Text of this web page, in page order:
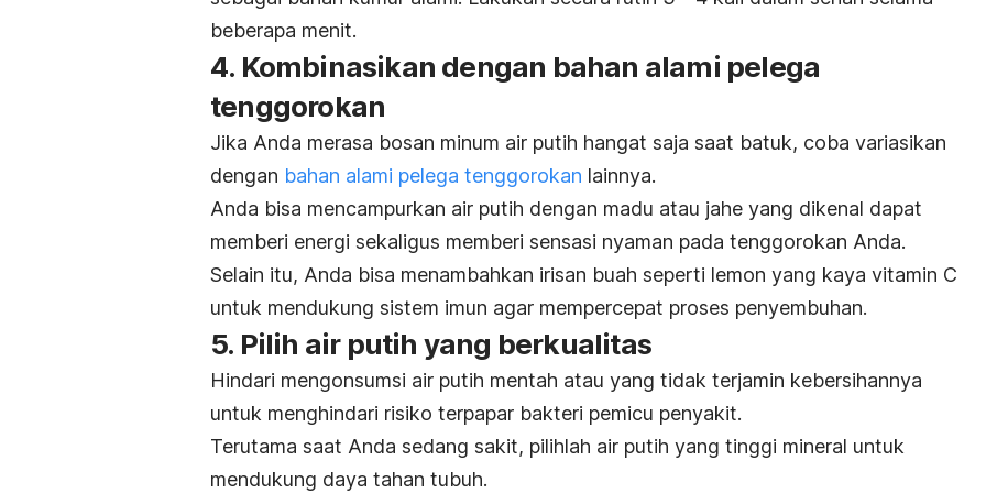
beberapa menit.
4. Kombinasikan dengan bahan alami pelega
tenggorokan
Jika Anda merasa bosan minum air putih hangat saja saat batuk, coba variasikan
dengan bahan alami pelega tenggorokan lainnya.
Anda bisa mencampurkan air putih dengan madu atau jahe yang dikenal dapat
memberi energi sekaligus memberi sensasi nyaman pada tenggorokan Anda.
Selain itu, Anda bisa menambahkan irisan buah seperti lemon yang kaya vitamin C
untuk mendukung sistem imun agar mempercepat proses penyembuhan.
5. Pilih air putih yang berkualitas
Hindari mengonsumsi air putih mentah atau yang tidak terjamin kebersihannya
untuk menghindari risiko terpapar bakteri pemicu penyakit.
Terutama saat Anda sedang sakit, pilihlah air putih yang tinggi mineral untuk
mendukung daya tahan tubuh.